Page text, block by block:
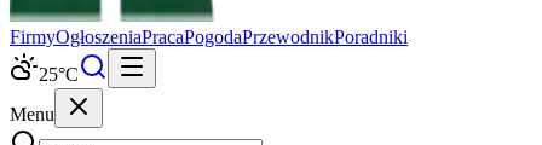
FirmyOgłoszeniaPracaPogodaPrzewodnikPoradniki
25°C
Menu